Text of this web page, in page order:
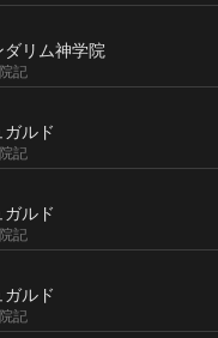
ダリム神学院
記
ガルド
記
ガルド
記
ガルド
記